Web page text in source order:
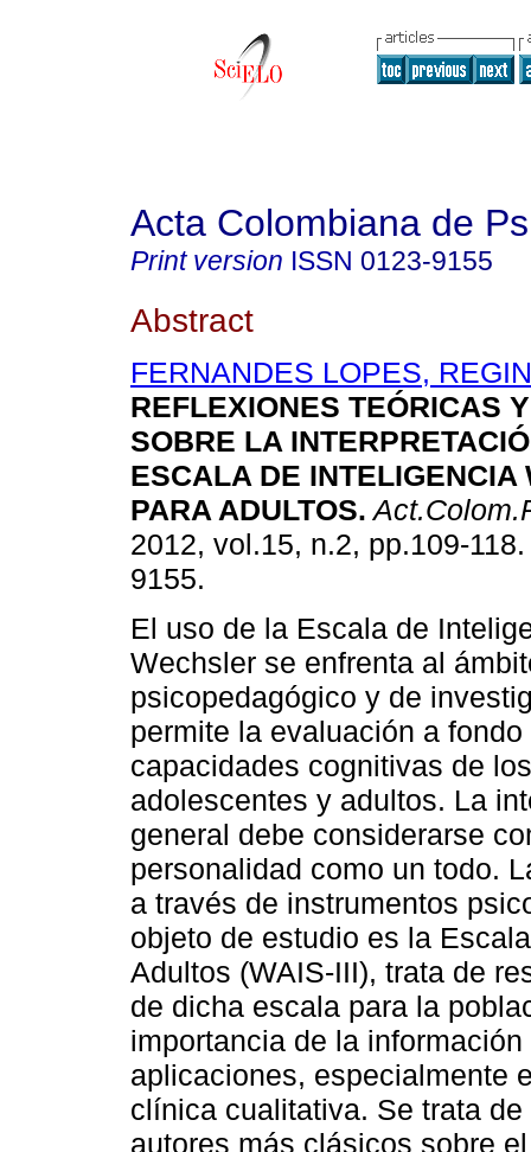
Acta Colombiana de
Print version ISSN 0123-9155
Abstract
FERNANDES LOPES,
REFLEXIONES TEÓRICAS
SOBRE LA
ESCALA DE INTELIGENCIA
PARA ADULTOS.
2012, vol.15, n.2, pp.109-
9155.
El uso de la Escala de
Wechsler se enfrenta al
psicopedagógico y de
permite la evaluación a fondo
capacidades cognitivas de
adolescentes y adultos. La
general debe considerarse
personalidad como un todo.
a través de instrumentos
objeto de estudio es la
Adultos (WAIS-III), trata de
de dicha escala para la
importancia de la
aplicaciones, especialmente
clínica cualitativa. Se trata
autores más clásicos sobre